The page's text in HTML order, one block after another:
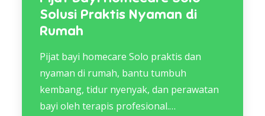
Solusi Praktis Nyaman di
Rumah
Pijat bayi homecare Solo praktis dan
nyaman di rumah, bantu tumbuh
kembang, tidur nyenyak, dan perawatan
bayi oleh terapis profesional.…